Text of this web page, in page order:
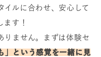
イルに合わせ、安心して
ます！
りません。まずは体験セ
」という感覚を一緒に見